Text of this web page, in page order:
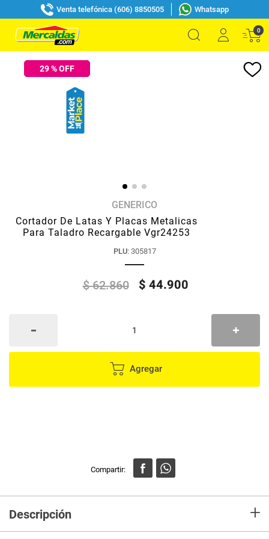
Venta telefónica (606) 8850505 Whatsapp
0
29% OFF
GENERICO
Cortador De Latas Y Placas Metalicas
Para Taladro Recargable Vgr24253
PLU: 305817
$ 62.860 $ 44.900
Agregar
Descripción +